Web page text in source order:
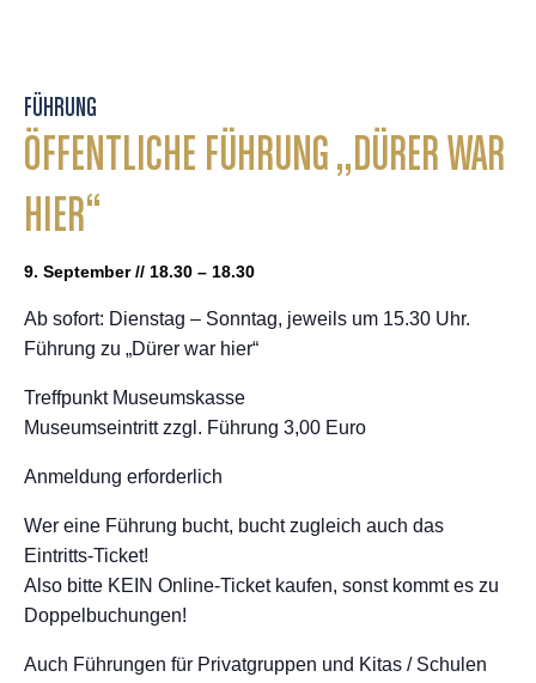
FÜHRUNG
ÖFFENTLICHE FÜHRUNG „DÜRER WAR
HIER“
9. September // 18.30 – 18.30
Ab sofort: Dienstag – Sonntag, jeweils um 15.30 Uhr.
Führung zu „Dürer war hier“
Treffpunkt Museumskasse
Museumseintritt zzgl. Führung 3,00 Euro
Anmeldung erforderlich
Wer eine Führung bucht, bucht zugleich auch das
Eintritts-Ticket!
Also bitte KEIN Online-Ticket kaufen, sonst kommt es zu
Doppelbuchungen!
Auch Führungen für Privatgruppen und Kitas / Schulen